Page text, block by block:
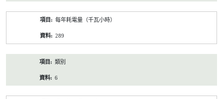
每年耗電量（千瓦小時）
289
類別
6